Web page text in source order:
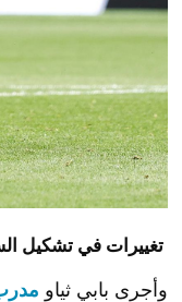
وأجرى بابي ثياو